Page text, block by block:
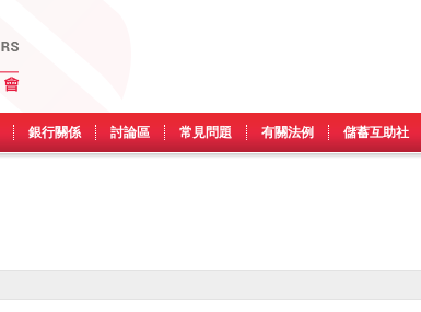
銀行關係 討論區 常見問題 有關法例 儲蓄互助社